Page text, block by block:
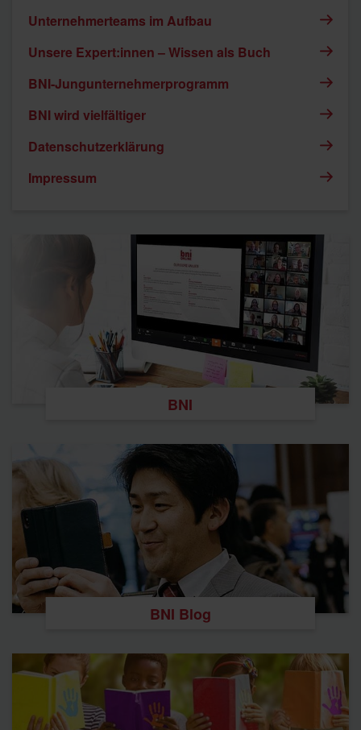
Unternehmerteams im Aufbau
Unsere Expert:innen – Wissen als Buch
BNI-Jungunternehmerprogramm
BNI wird vielfältiger
Datenschutzerklärung
Impressum
BNI
BNI Blog